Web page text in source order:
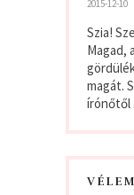
2015-12-10
Szia!
Magad,
magát.
írónőtől